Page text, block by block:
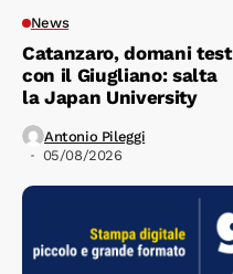
News
Catanzaro, domani test
con il Giugliano: salta
la Japan University
Antonio Pileggi
05/08/2026